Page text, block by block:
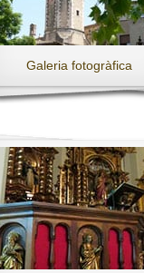
Galeria fotogràfica